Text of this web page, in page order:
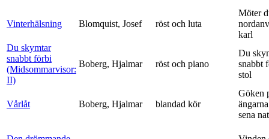
Vinterhälsning Blomquist, Josef röst och luta
Möter
karl
Du skymtar
snabbt förbi
(Midsommarvisor:
II)
Boberg, Hjalmar röst och piano
Du
snabbt
stol
Vårlåt Boberg, Hjalmar blandad kör
Göken
sena